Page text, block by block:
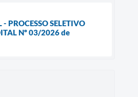
PROCESSO SELETIVO
Nº 03/2026 de